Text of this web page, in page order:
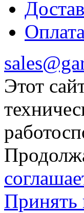
Оплата
Этот
Принять